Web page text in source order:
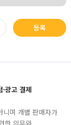
등록
·광고 결제
니며 개별 판매자가